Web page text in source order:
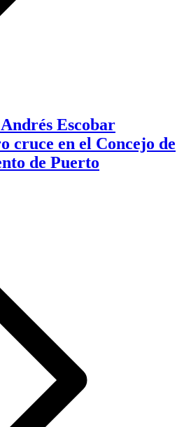
Escobar
cruce en el Concejo de
de Puerto